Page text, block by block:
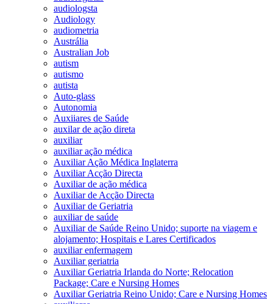
audiologsta
Audiology
audiometria
Austrália
Australian Job
autism
autismo
autista
Auto-glass
Autonomia
Auxiiares de Saúde
auxilar de ação direta
auxiliar
auxiliar ação médica
Auxiliar Ação Médica Inglaterra
Auxiliar Acção Directa
Auxiliar de ação médica
Auxiliar de Acção Directa
Auxiliar de Geriatria
auxiliar de saúde
Auxiliar de Saúde Reino Unido; suporte na viagem e
alojamento; Hospitais e Lares Certificados
auxiliar enfermagem
Auxiliar geriatria
Auxiliar Geriatria Irlanda do Norte; Relocation
Package; Care e Nursing Homes
Auxiliar Geriatria Reino Unido; Care e Nursing Homes